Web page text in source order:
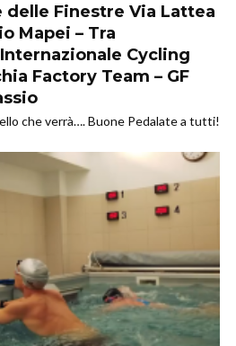
delle Finestre Via Lattea
Mapei – Tra
Cycling
Factory Team – GF
che verrà…. Buone Pedalate a tutti!